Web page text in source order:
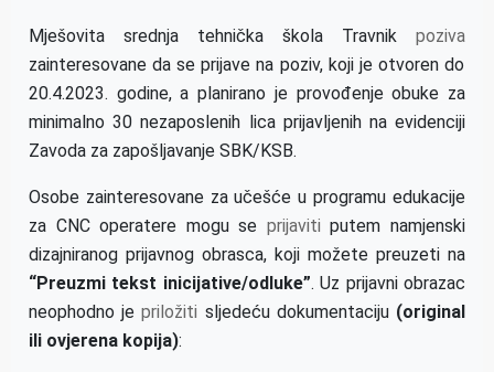
Mješovita srednja tehnička škola Travnik poziva
zainteresovane da se prijave na poziv, koji je otvoren do
20.4.2023. godine, a planirano je provođenje obuke za
minimalno 30 nezaposlenih lica prijavljenih na evidenciji
Zavoda za zapošljavanje SBK/KSB.
Osobe zainteresovane za učešće u programu edukacije
za CNC operatere mogu se prijaviti putem namjenski
dizajniranog prijavnog obrasca, koji možete preuzeti na
“Preuzmi tekst inicijative/odluke”. Uz prijavni obrazac
neophodno jepriložiti sljedeću dokumentaciju (original
ili ovjerena kopija):